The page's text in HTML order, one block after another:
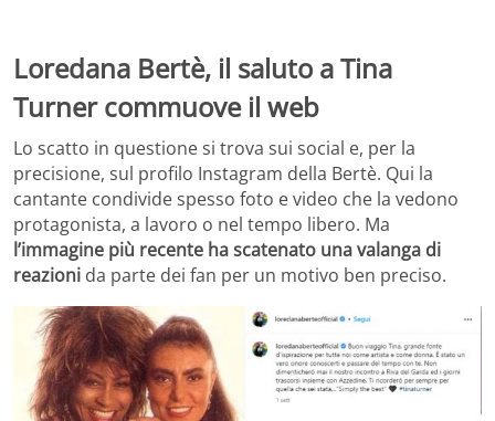
Loredana Bertè, il saluto a Tina
Turner commuove il web
Lo scatto in questione si trova sui social e, per la
precisione, sul profilo Instagram della Bertè. Qui la
cantante condivide spesso foto e video che la vedono
protagonista, a lavoro o nel tempo libero. Ma
l’immagine più recente ha scatenato una valanga di
reazioni da parte dei fan per un motivo ben preciso.